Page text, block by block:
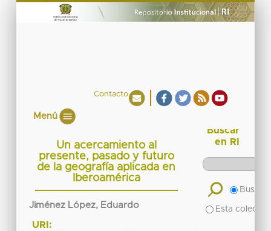
Contacto
Menú
Un acercamiento al
presente, pasado y futuro
de la geografía aplicada en
Iberoamérica
Jiménez López, Eduardo
URI:
Buscar
en RI
Buscar
Esta